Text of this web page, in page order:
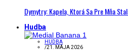
Dymytry: Kapela, Ktorá Sa Pre Mňa
Hudba
HUDBA
/21. MÁJA 2026